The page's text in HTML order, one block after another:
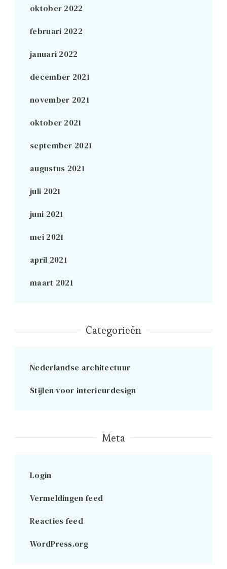
oktober 2022
februari 2022
januari 2022
december 2021
november 2021
oktober 2021
september 2021
augustus 2021
juli 2021
juni 2021
mei 2021
april 2021
maart 2021
Categorieën
Nederlandse architectuur
Stijlen voor interieurdesign
Meta
Login
Vermeldingen feed
Reacties feed
WordPress.org